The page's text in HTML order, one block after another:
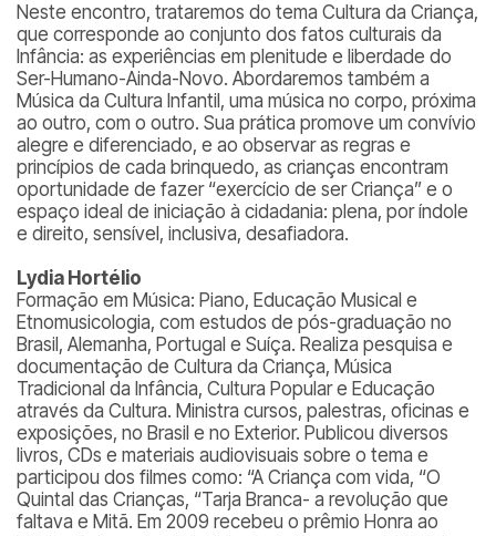
Neste encontro, trataremos do tema Cultura da Criança,
que corresponde ao conjunto dos fatos culturais da
Infância: as experiências em plenitude e liberdade do
Ser-Humano-Ainda-Novo. Abordaremos também a
Música da Cultura Infantil, uma música no corpo, próxima
ao outro, com o outro. Sua prática promove um convívio
alegre e diferenciado, e ao observar as regras e
princípios de cada brinquedo, as crianças encontram
oportunidade de fazer “exercício de ser Criança” e o
espaço ideal de iniciação à cidadania: plena, por índole
e direito, sensível, inclusiva, desafiadora.
Lydia Hortélio
Formação em Música: Piano, Educação Musical e
Etnomusicologia, com estudos de pós-graduação no
Brasil, Alemanha, Portugal e Suíça. Realiza pesquisa e
documentação de Cultura da Criança, Música
Tradicional da Infância, Cultura Popular e Educação
através da Cultura. Ministra cursos, palestras, oficinas e
exposições, no Brasil e no Exterior. Publicou diversos
livros, CDs e materiais audiovisuais sobre o tema e
participou dos filmes como: “A Criança com vida, “O
Quintal das Crianças, “Tarja Branca- a revolução que
faltava e Mitã. Em 2009 recebeu o prêmio Honra ao